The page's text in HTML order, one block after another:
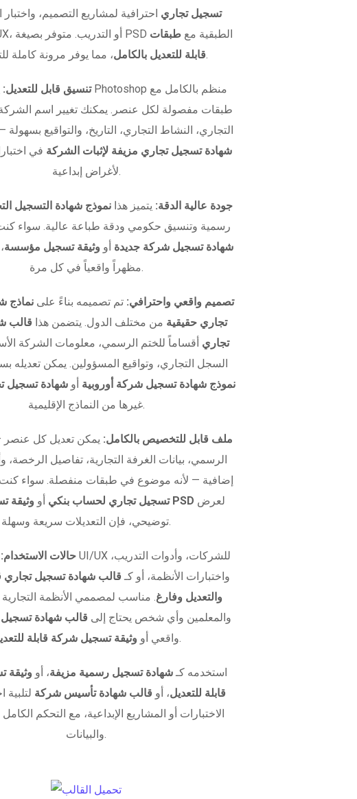
تسجيل تجاري احترافية لمشاريع التصميم، واختبار
وعروض UI/UX، أو التدريب. متوفر بصيغة PSD الطبقية معطبقات
قابلة للتعديل بالكامل، مما يوفر مرونة كاملة للتخصيص.
تنسيق قابل للتعديل:
طبقات مفصولة لكل عنصر. يمكنك تغيير اسم
التجاري، النشاط التجاري، التاريخ، والتواقيع بسهولة
شهادة تسجيل تجاري مزيفة لإثبات الشركة في
لأغراض إبداعية.
جودة عالية الدقة: يتميز هذانموذج شهادة التسجيل
رسمية وتنسيق حكومي ودقة طباعة عالية. سواء
شهادة تسجيل شركة جديدة أو وثيقة تسجيل مؤسسة
مظهراً واقعياً في كل مرة.
تصميم واقعي واحترافي: تم تصميمه بناءً على نماذج
تجاري حقيقية من مختلف الدول. يتضمن هذا قالب
تجاري أقساماً للختم الرسمي، معلومات الشركة
السجل التجاري، وتواقيع المسؤولين. يمكن تعديله
نموذج شهادة تسجيل شركة أوروبية أوشهادة تسجيل
غيرها من النماذج الإقليمية.
ملف قابل للتخصيص بالكامل: يمكن تعديل كل عنصر
الرسمي، بيانات الغرفة التجارية، تفاصيل
إضافية — لأنه موضوع في طبقات منفصلة. سواء
تسجيل تجاري لحساب بنكي أو وثيقة تسجيل مزيفة PSD
توضيحي، فإن التعديلات سريعة وسهلة.
حالات الاستخدام:
واختبارات الأنظمة، أو كـ قالب شهادة تسجيل تجاري
والتعديل وفارغ. مناسب لمصممي الأنظمة
والمعلمين وأي شخص يحتاج إلى قالب شهادة
واقعي أو وثيقة تسجيل شركة قابلة .
استخدمه كـشهادة تسجيل رسمية مزيفة، أو وثيقة
قابلة للتعديل، أو قالب شهادة تأسيس شركة لتلبية
الاختبارات أو المشاريع الإبداعية، مع التحكم
والبيانات.